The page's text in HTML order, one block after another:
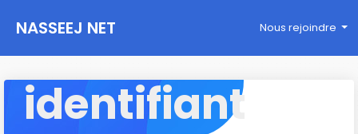
NASSEEJ NET Nous rejoindre
identifiant